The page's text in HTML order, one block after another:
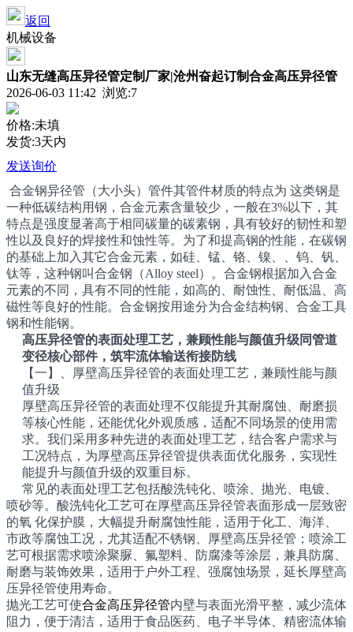
返回
机械设备
山东无缝高压异径管定制厂家|沧州奋起订制合金高压异径管
2026-06-03 11:42 浏览:7
价格:未填
发货:3天内
发送询价
合金钢异径管（大小头）管件其管件材质的特点为 这类钢是
一种低碳结构用钢，合金元素含量较少，一般在3%以下，其
特点是强度显著高于相同碳量的碳素钢，具有较好的韧性和塑
性以及良好的焊接性和蚀性等。为了和提高钢的性能，在碳钢
的基础上加入其它合金元素，如硅、锰、铬、镍、、钨、钒、
钛等，这种钢叫合金钢（Alloy steel）。合金钢根据加入合金
元素的不同，具有不同的性能，如高的、耐蚀性、耐低温、高
磁性等良好的性能。合金钢按用途分为合金结构钢、合金工具
钢和性能钢。
高压异径管的表面处理工艺，兼顾性能与颜值升级同管道
变径核心部件，筑牢流体输送衔接防线
【一】、厚壁高压异径管的表面处理工艺，兼顾性能与颜
值升级
厚壁高压异径管的表面处理不仅能提升其耐腐蚀、耐磨损
等核心性能，还能优化外观质感，适配不同场景的使用需
求。我们采用多种先进的表面处理工艺，结合客户需求与
工况特点，为厚壁高压异径管提供表面优化服务，实现性
能提升与颜值升级的双重目标。
常见的表面处理工艺包括酸洗钝化、喷涂、抛光、电镀、
喷砂等。酸洗钝化工艺可在厚壁高压异径管表面形成一层致密
的氧 化保护膜，大幅提升耐腐蚀性能，适用于化工、海洋、
市政等腐蚀工况，尤其适配不锈钢、厚壁高压异径管；喷涂工
艺可根据需求喷涂聚脲、氟塑料、防腐漆等涂层，兼具防腐、
耐磨与装饰效果，适用于户外工程、强腐蚀场景，延长厚壁高
压异径管使用寿命。
抛光工艺可使合金高压异径管内壁与表面光滑平整，减少流体
阻力，便于清洁，适用于食品医药、电子半导体、精密流体输